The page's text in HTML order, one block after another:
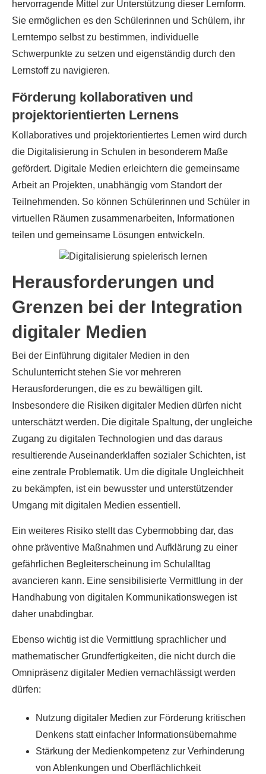
hervorragende Mittel zur Unterstützung dieser Lernform.
Sie ermöglichen es den Schülerinnen und Schülern, ihr
Lerntempo selbst zu bestimmen, individuelle
Schwerpunkte zu setzen und eigenständig durch den
Lernstoff zu navigieren.
Förderung kollaborativen und
projektorientierten Lernens
Kollaboratives und projektorientiertes Lernen wird durch
die Digitalisierung in Schulen in besonderem Maße
gefördert. Digitale Medien erleichtern die gemeinsame
Arbeit an Projekten, unabhängig vom Standort der
Teilnehmenden. So können Schülerinnen und Schüler in
virtuellen Räumen zusammenarbeiten, Informationen
teilen und gemeinsame Lösungen entwickeln.
Herausforderungen und
Grenzen bei der Integration
digitaler Medien
Bei der Einführung digitaler Medien in den
Schulunterricht stehen Sie vor mehreren
Herausforderungen, die es zu bewältigen gilt.
Insbesondere die Risiken digitaler Medien dürfen nicht
unterschätzt werden. Die digitale Spaltung, der ungleiche
Zugang zu digitalen Technologien und das daraus
resultierende Auseinanderklaffen sozialer Schichten, ist
eine zentrale Problematik. Um die digitale Ungleichheit
zu bekämpfen, ist ein bewusster und unterstützender
Umgang mit digitalen Medien essentiell.
Ein weiteres Risiko stellt das Cybermobbing dar, das
ohne präventive Maßnahmen und Aufklärung zu einer
gefährlichen Begleiterscheinung im Schulalltag
avancieren kann. Eine sensibilisierte Vermittlung in der
Handhabung von digitalen Kommunikationswegen ist
daher unabdingbar.
Ebenso wichtig ist die Vermittlung sprachlicher und
mathematischer Grundfertigkeiten, die nicht durch die
Omnipräsenz digitaler Medien vernachlässigt werden
dürfen:
Nutzung digitaler Medien zur Förderung kritischen
Denkens statt einfacher Informationsübernahme
Stärkung der Medienkompetenz zur Verhinderung
von Ablenkungen und Oberflächlichkeit